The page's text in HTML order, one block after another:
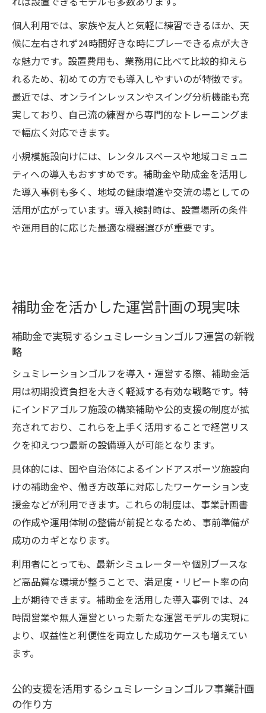
個人利用では、家族や友人と気軽に練習できるほか、天
候に左右されず24時間好きな時にプレーできる点が大き
な魅力です。設置費用も、業務用に比べて比較的抑えら
れるため、初めての方でも導入しやすいのが特徴です。
最近では、オンラインレッスンやスイング分析機能も充
実しており、自己流の練習から専門的なトレーニングま
で幅広く対応できます。
小規模施設向けには、レンタルスペースや地域コミュニ
ティへの導入もおすすめです。補助金や助成金を活用し
た導入事例も多く、地域の健康増進や交流の場としての
活用が広がっています。導入検討時は、設置場所の条件
や運用目的に応じた最適な機器選びが重要です。
補助金を活かした運営計画の現実味
補助金で実現するシュミレーションゴルフ運営の新戦
略
シュミレーションゴルフを導入・運営する際、補助金活
用は初期投資負担を大きく軽減する有効な戦略です。特
にインドアゴルフ施設の構築補助や公的支援の制度が拡
充されており、これらを上手く活用することで経営リス
クを抑えつつ最新の設備導入が可能となります。
具体的には、国や自治体によるインドアスポーツ施設向
けの補助金や、働き方改革に対応したワーケーション支
援金などが利用できます。これらの制度は、事業計画書
の作成や運用体制の整備が前提となるため、事前準備が
成功のカギとなります。
利用者にとっても、最新シミュレーターや個別ブースな
ど高品質な環境が整うことで、満足度・リピート率の向
上が期待できます。補助金を活用した導入事例では、24
時間営業や無人運営といった新たな運営モデルの実現に
より、収益性と利便性を両立した成功ケースも増えてい
ます。
公的支援を活用するシュミレーションゴルフ事業計画
の作り方